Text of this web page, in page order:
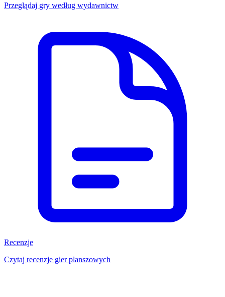
Przeglądaj gry według wydawnictw
Recenzje
Czytaj recenzje gier planszowych